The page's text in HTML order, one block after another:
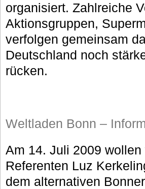
organisiert. Zahlreiche
Aktionsgruppen,
verfolgen gemeinsam
Deutschland noch
rücken.
Weltladen Bonn –
Am 14. Juli 2009
Referenten Luz
dem alternativen